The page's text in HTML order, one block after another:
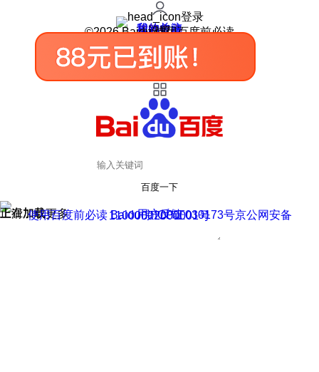
登录
我的关注
我的收藏
皮肤中心
用户反馈
设置
©2026 Baidu 使用百度前必读
百度一下
正在加载
上滑加载更多 用户反馈
使用百度前必读 Baidu 京ICP证030173号
京公网安备11000002000001号